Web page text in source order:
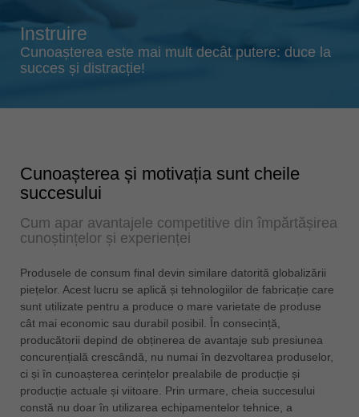
Slovenija
slovenski
USA
Việt Nam
tiếng việt
中国
中文
ประเทศไทย
Instruire
Cunoașterea este mai mult decât putere: duce la
succes și distracție!
Cunoașterea și motivația sunt cheile
succesului
Cum apar avantajele competitive din împărtășirea
cunoștințelor și experienței
Produsele de consum final devin similare datorită globalizării
piețelor. Acest lucru se aplică și tehnologiilor de fabricație care
sunt utilizate pentru a produce o mare varietate de produse
cât mai economic sau durabil posibil. În consecință,
producătorii depind de obținerea de avantaje sub presiunea
concurențială crescândă, nu numai în dezvoltarea produselor,
ci și în cunoașterea cerințelor prealabile de producție și
producție actuale și viitoare. Prin urmare, cheia succesului
constă nu doar în utilizarea echipamentelor tehnice, a